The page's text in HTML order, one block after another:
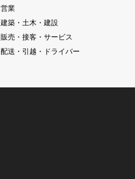
営業
建築・土木・建設
販売・接客・サービス
配送・引越・ドライバー